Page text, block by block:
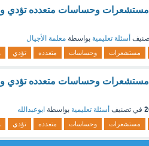
أسئلة تعليمية بواسطة معلمة الأجيال
مستشعرات وحساسات متعدده تؤدي
في تصنيف أسئلة تعليمية بواسطة ابوعبدالله
مستشعرات وحساسات متعدده تؤدي